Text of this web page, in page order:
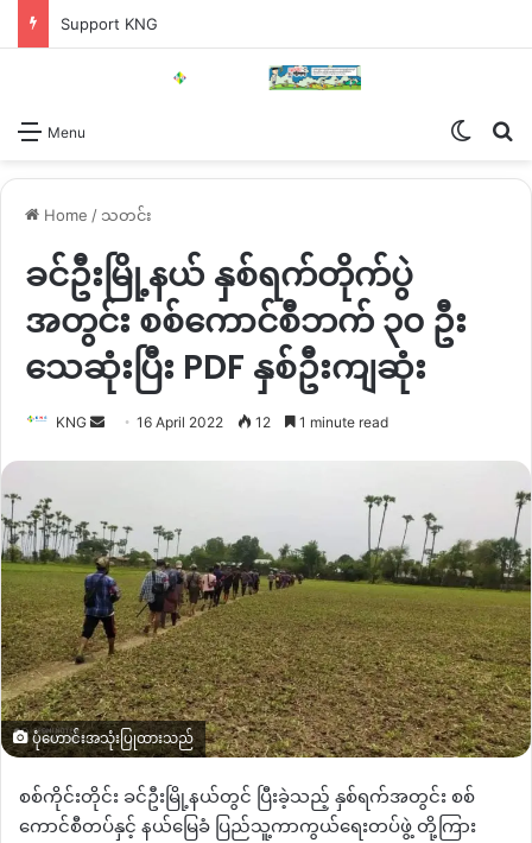
Support KNG
Menu
Home / သတင်း
ခင်ဦးမြို့နယ် နှစ်ရက်တိုက်ပွဲ
အတွင်း စစ်ကောင်စီဘက် ၃၀ ဦး
သေဆုံးပြီး PDF နှစ်ဦးကျဆုံး
KNG
Send16 April 2022 12 1 minute read
ပုံဟောင်းအသုံးပြုထားသည်
စစ်ကိုင်းတိုင်း ခင်ဦးမြို့နယ်တွင် ပြီးခဲ့သည့် နှစ်ရက်အတွင်း စစ်
ကောင်စီတပ်နှင့် နယ်မြေခံ ပြည်သူ့ကာကွယ်ရေးတပ်ဖွဲ့ တို့ကြား